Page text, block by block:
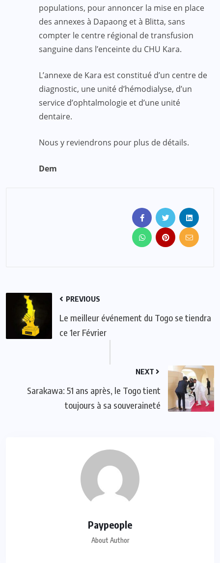
populations, pour annoncer la mise en place
des annexes à Dapaong et à Blitta, sans
compter le centre régional de transfusion
sanguine dans l’enceinte du CHU Kara.
L’annexe de Kara est constitué d’un centre de
diagnostic, une unité d’hémodialyse, d’un
service d’ophtalmologie et d’une unité
dentaire.
Nous y reviendrons pour plus de détails.
Dem
PREVIOUS
Le meilleur événement du Togo se tiendra
ce 1er Février
NEXT
Sarakawa: 51 ans après, le Togo tient
toujours à sa souveraineté
Paypeople
About Author